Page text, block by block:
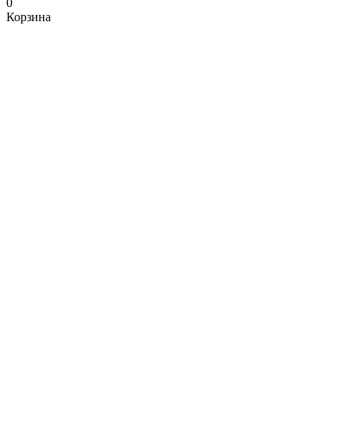
0
Корзина